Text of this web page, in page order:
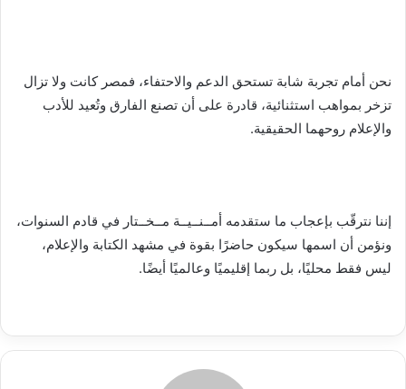
نحن أمام تجربة شابة تستحق الدعم والاحتفاء، فمصر كانت ولا تزال
تزخر بمواهب استثنائية، قادرة على أن تصنع الفارق وتُعيد للأدب
والإعلام روحهما الحقيقية.
إننا نترقّب بإعجاب ما ستقدمه أمــنــيــة مــخــتار في قادم السنوات،
ونؤمن أن اسمها سيكون حاضرًا بقوة في مشهد الكتابة والإعلام،
ليس فقط محليًا، بل ربما إقليميًا وعالميًا أيضًا.